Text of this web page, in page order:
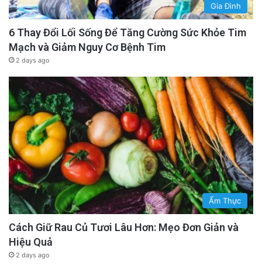
Gia Đình
6 Thay Đổi Lối Sống Để Tăng Cường Sức Khỏe Tim
Mạch và Giảm Nguy Cơ Bệnh Tim
2 days ago
Ẩm Thực
Cách Giữ Rau Củ Tươi Lâu Hơn: Mẹo Đơn Giản và
Hiệu Quả
2 days ago